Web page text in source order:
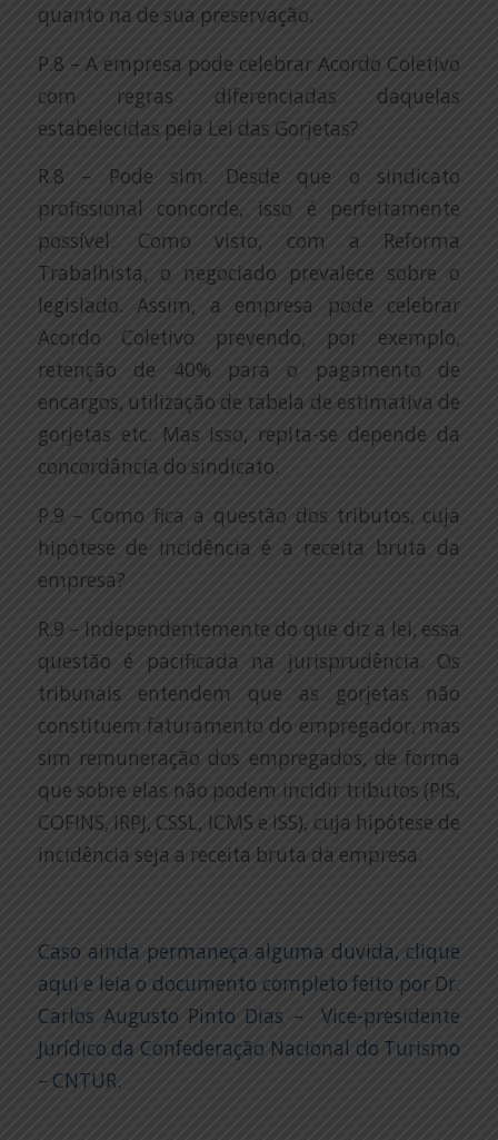
quanto na de sua preservação.
P.8 – A empresa pode celebrar Acordo Coletivo
com regras diferenciadas daquelas
estabelecidas pela Lei das Gorjetas?
R.8 – Pode sim. Desde que o sindicato
profissional concorde, isso é perfeitamente
possível. Como visto, com a Reforma
Trabalhista, o negociado prevalece sobre o
legislado. Assim, a empresa pode celebrar
Acordo Coletivo prevendo, por exemplo,
retenção de 40% para o pagamento de
encargos, utilização de tabela de estimativa de
gorjetas etc. Mas isso, repita-se depende da
concordância do sindicato.
P.9 – Como fica a questão dos tributos, cuja
hipótese de incidência é a receita bruta da
empresa?
R.9 – Independentemente do que diz a lei, essa
questão é pacificada na jurisprudência. Os
tribunais entendem que as gorjetas não
constituem faturamento do empregador, mas
sim remuneração dos empregados, de forma
que sobre elas não podem incidir tributos (PIS,
COFINS, IRPJ, CSSL, ICMS e ISS), cuja hipótese de
incidência seja a receita bruta da empresa.
Caso ainda permaneça alguma duvida, clique
aqui e leia o documento completo feito por Dr.
Carlos Augusto Pinto Dias – Vice-presidente
Jurídico da Confederação Nacional do Turismo
– CNTUR.